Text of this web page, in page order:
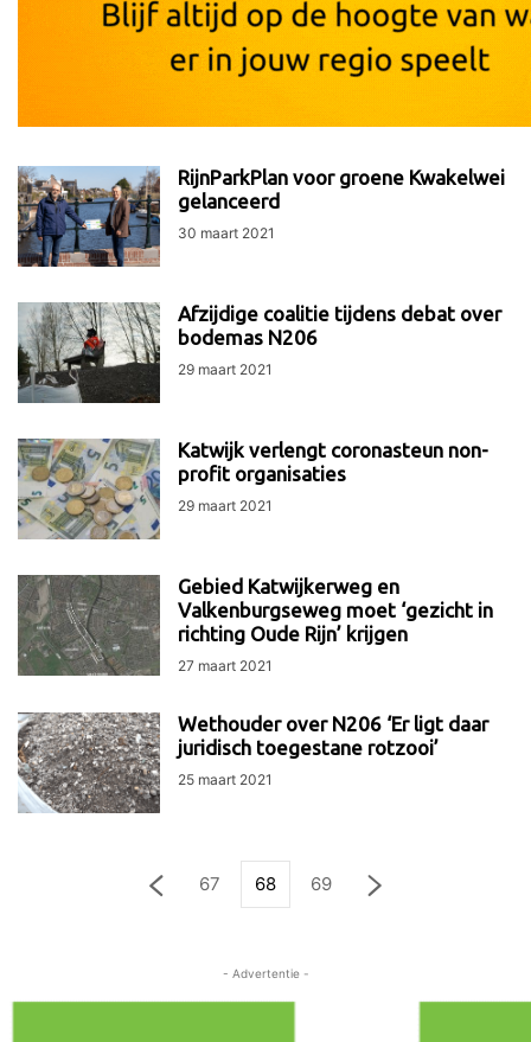
RijnParkPlan voor groene Kwakelwei
gelanceerd
30 maart 2021
Afzijdige coalitie tijdens debat over
bodemas N206
29 maart 2021
Katwijk verlengt coronasteun non-
profit organisaties
29 maart 2021
Gebied Katwijkerweg en
Valkenburgseweg moet ‘gezicht in
richting Oude Rijn’ krijgen
27 maart 2021
Wethouder over N206 ‘Er ligt daar
juridisch toegestane rotzooi’
25 maart 2021
67 68 69
- Advertentie -